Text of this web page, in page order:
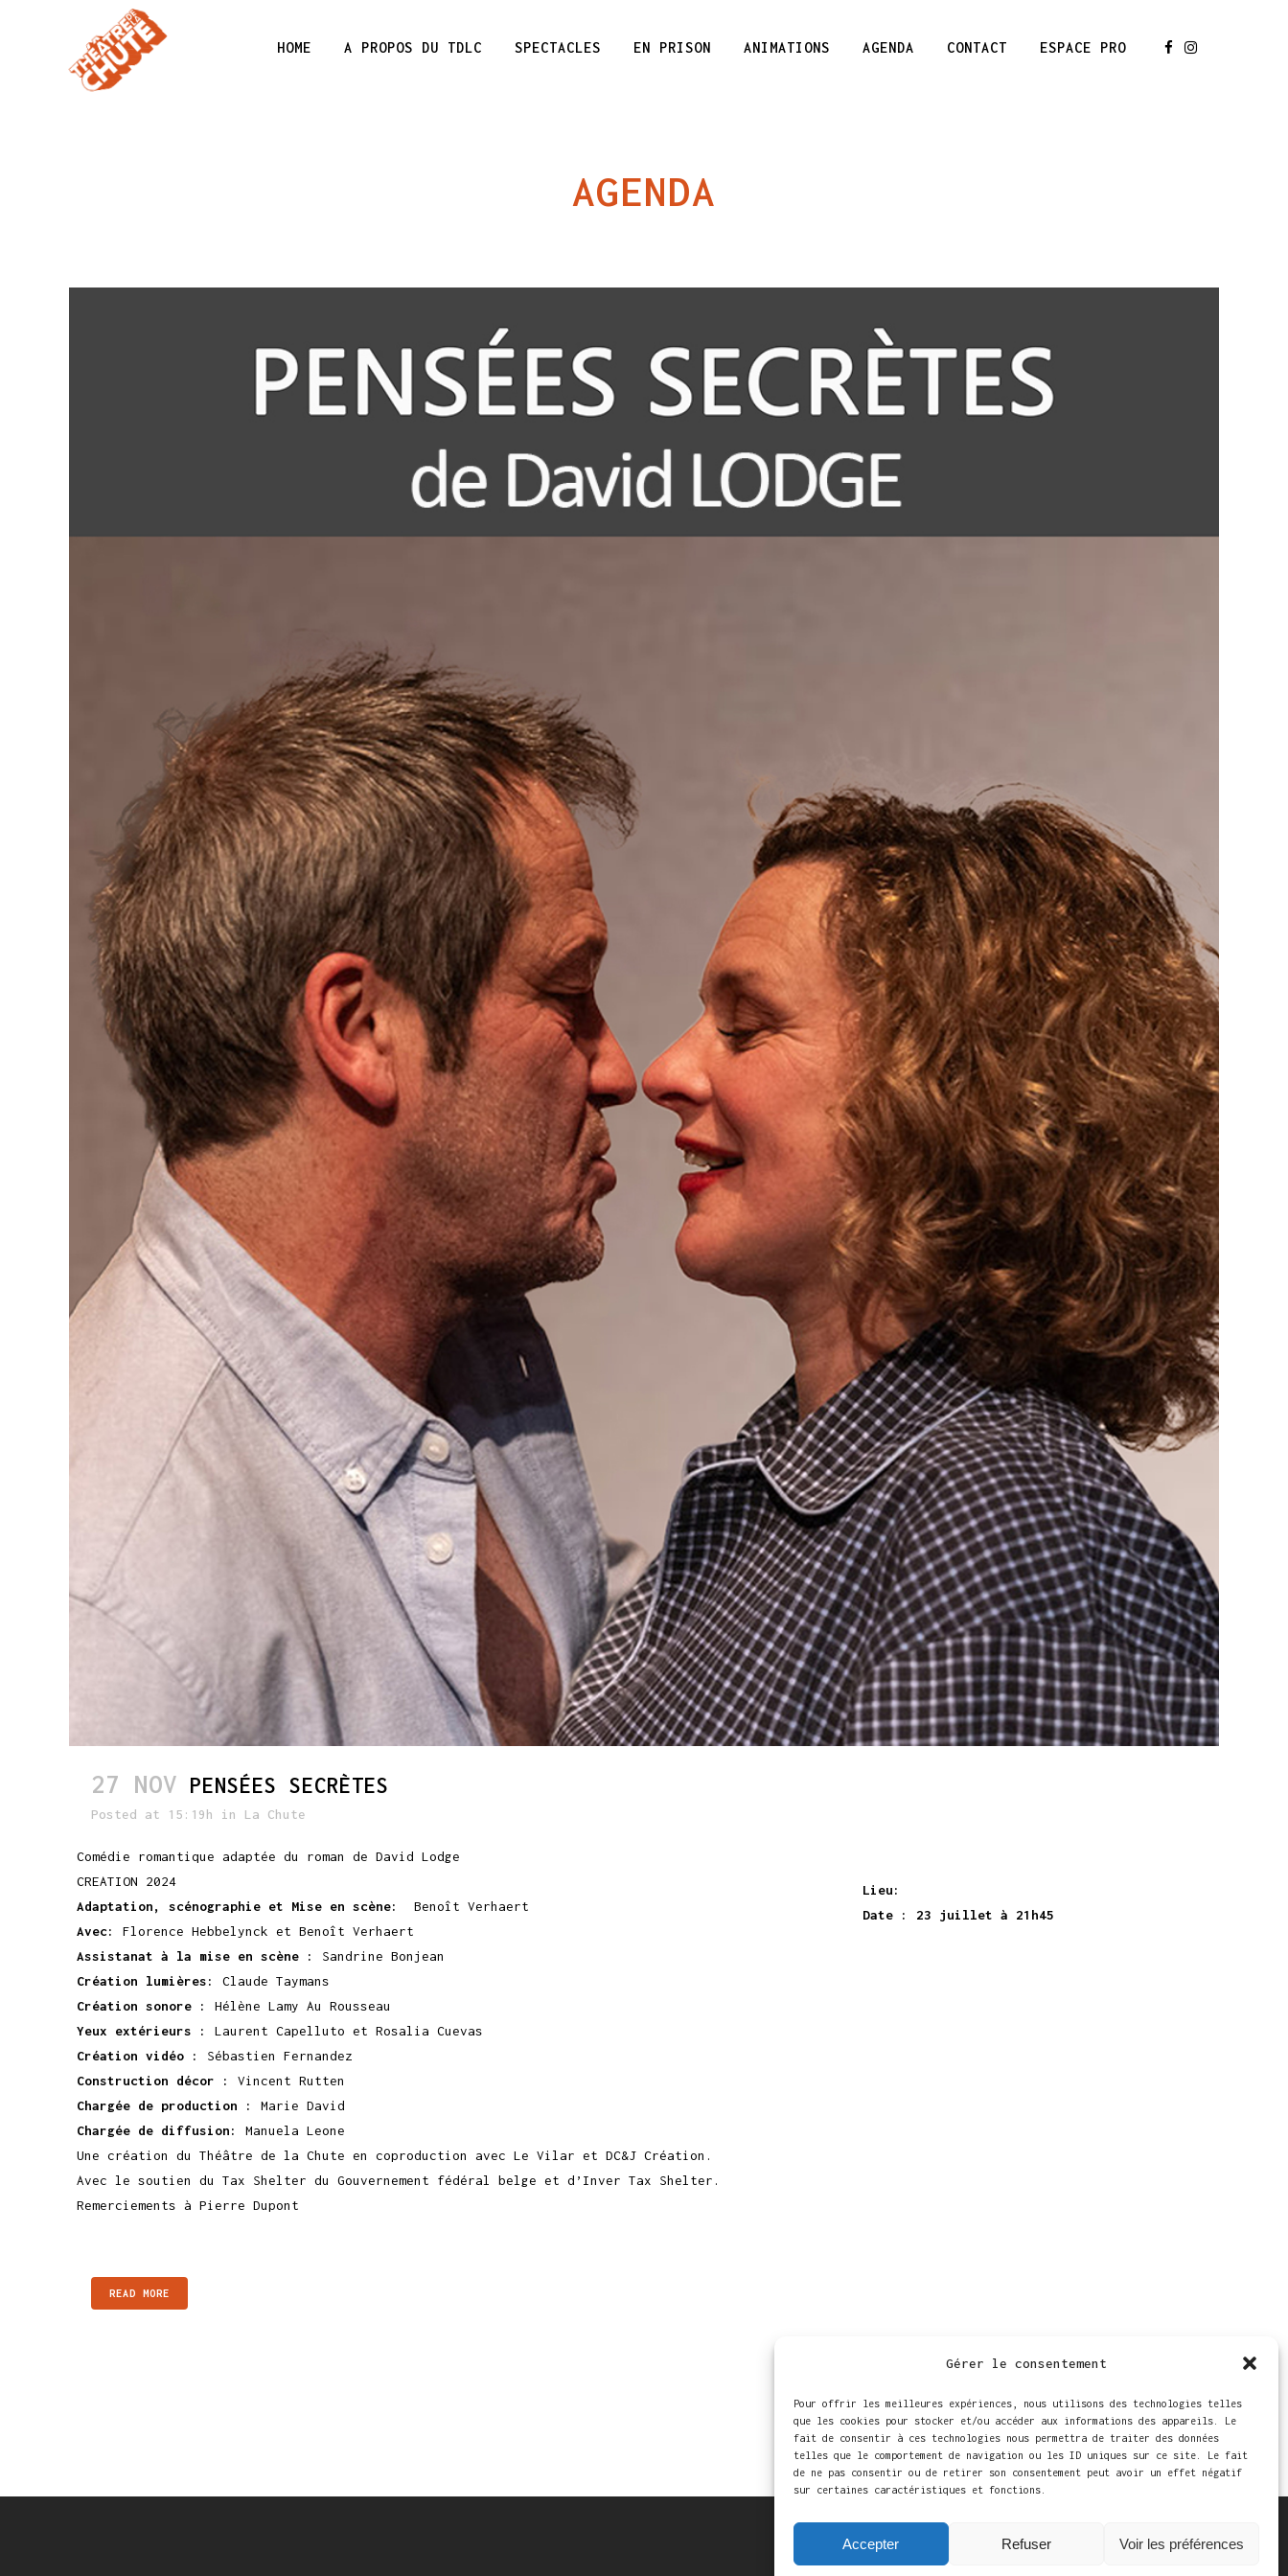
Gérer le consentement
Pour offrir les meilleures expériences, nous utilisons des technologies telles
que les cookies pour stocker et/ou accéder aux informations des appareils. Le
fait de consentir à ces technologies nous permettra de traiter des données
telles que le comportement de navigation ou les ID uniques sur ce site. Le fait
de ne pas consentir ou de retirer son consentement peut avoir un effet négatif
sur certaines caractéristiques et fonctions.
Accepter Refuser Voir les préférences
HOME A PROPOS DU TDLC SPECTACLES EN PRISON ANIMATIONS AGENDA CONTACT ESPACE PRO
AGENDA
27 NOV PENSÉES SECRÈTES
Posted at 15:19h in La Chute
Comédie romantique adaptée du roman de David Lodge
CREATION 2024
Adaptation, scénographie et Mise en scène:
Benoît Verhaert
Avec:
Florence Hebbelynck et Benoît Verhaert
Assistanat à la mise en scène :
Sandrine Bonjean
Création lumières:
Claude Taymans
Création sonore :
Hélène Lamy Au Rousseau
Yeux extérieurs :
Laurent Capelluto et Rosalia Cuevas
Création vidéo :
Sébastien Fernandez
Construction décor :
Vincent Rutten
Chargée de production :
Marie David
Chargée de diffusion:
Manuela Leone
Une création du Théâtre de la Chute en coproduction avec Le Vilar et DC&J Création.
Avec le soutien du Tax Shelter du Gouvernement fédéral belge et d’Inver Tax Shelter.
Remerciements à Pierre Dupont
Lieu:
Date : 23 juillet à 21h45
READ MORE